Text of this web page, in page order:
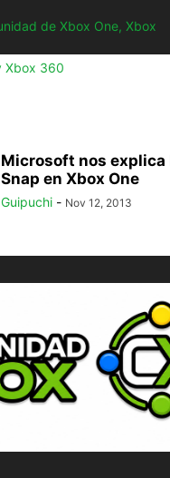
Microsoft nos explica
Snap en Xbox One
Guipuchi - Nov 12, 2013